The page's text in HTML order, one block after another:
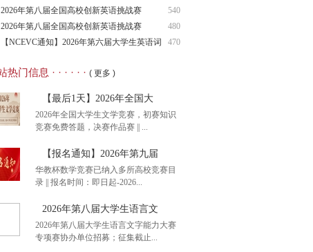
（NCIE
540
2026年第八届全国高校创新英语挑战赛
（NCIE
480
2026年第八届全国高校创新英语挑战赛
（NCIE
470
【NCEVC通知】2026年第六届大学生英语词
热门信息 · · · · · · ( 更多 )
【最后1天】2026年全国大
2026年全国大学生文学竞赛，初赛知识
竞赛免费答题，决赛作品赛 || ...
后1天】2026年全国大
【报名通知】2026年第九届
华教杯数学竞赛已纳入多所高校竞赛目
录 || 报名时间：即日起-2026...
名通知】2026年第九届
2026年第八届大学生语言文
2026年第八届大学生语言文字能力大赛
专项赛协办单位招募；征集截止...